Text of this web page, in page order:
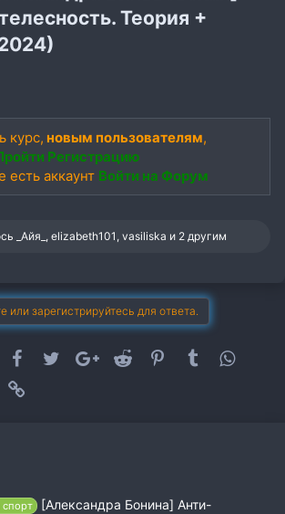
Теория +
курс, новым пользователям,
Регистрацию
есть аккаунт Войти на Форум
_Айя_ ,elizabeth101 ,vasiliska и 2 другим
или зарегистрируйтесь для ответа.
FacebookTwitterGoogle+Reddit PinterestTumblr
почта
спорт
[Александра Бонина] Анти-